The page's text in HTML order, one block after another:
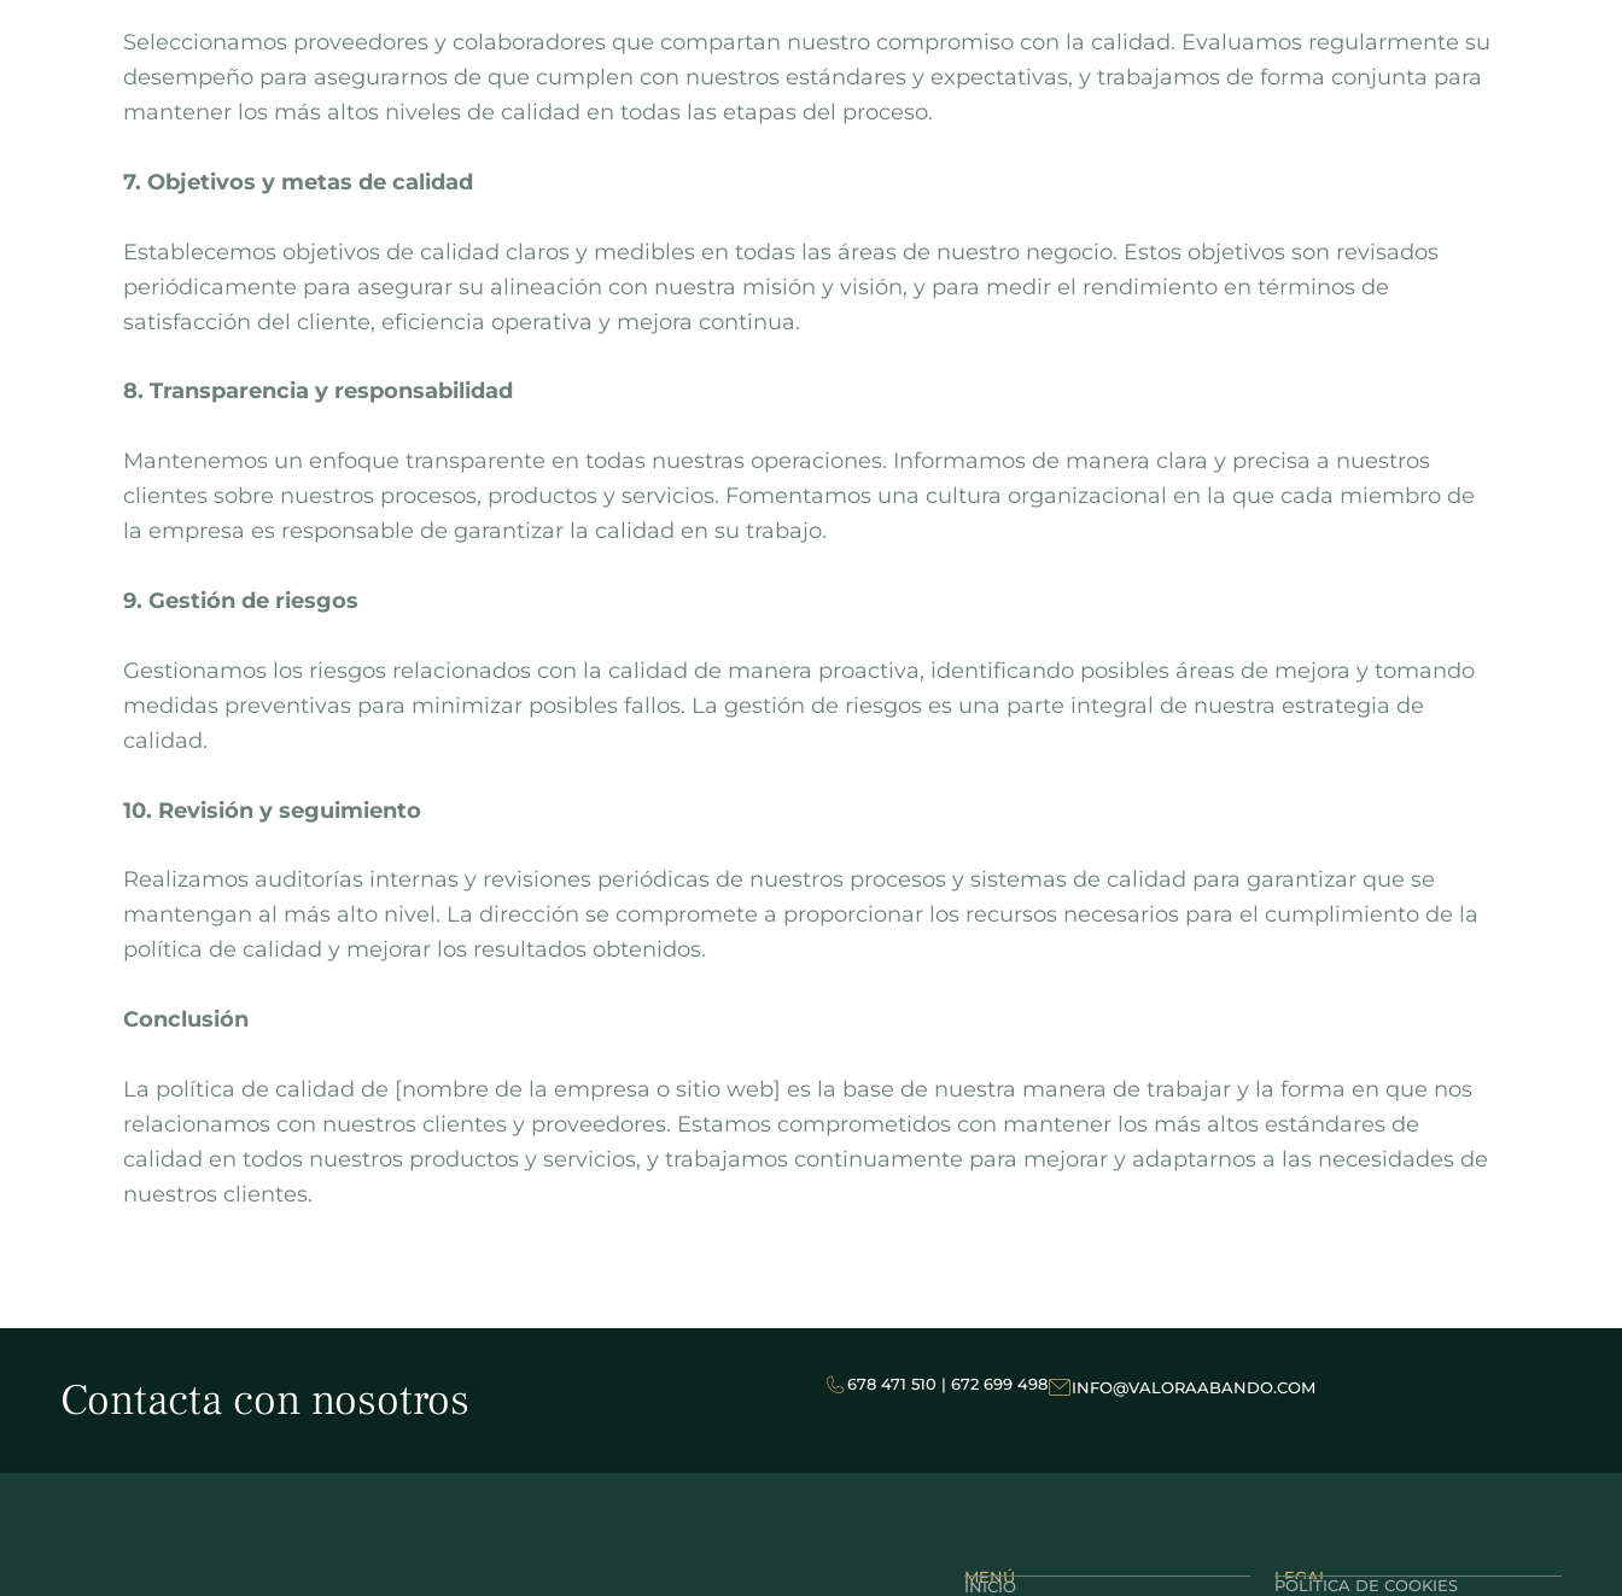
Seleccionamos proveedores y colaboradores que compartan nuestro compromiso con la calidad. Evaluamos regularmente su
desempeño para asegurarnos de que cumplen con nuestros estándares y expectativas, y trabajamos de forma conjunta para
mantener los más altos niveles de calidad en todas las etapas del proceso.
7. Objetivos y metas de calidad
Establecemos objetivos de calidad claros y medibles en todas las áreas de nuestro negocio. Estos objetivos son revisados
periódicamente para asegurar su alineación con nuestra misión y visión, y para medir el rendimiento en términos de
satisfacción del cliente, eficiencia operativa y mejora continua.
8. Transparencia y responsabilidad
Mantenemos un enfoque transparente en todas nuestras operaciones. Informamos de manera clara y precisa a nuestros
clientes sobre nuestros procesos, productos y servicios. Fomentamos una cultura organizacional en la que cada miembro de
la empresa es responsable de garantizar la calidad en su trabajo.
9. Gestión de riesgos
Gestionamos los riesgos relacionados con la calidad de manera proactiva, identificando posibles áreas de mejora y tomando
medidas preventivas para minimizar posibles fallos. La gestión de riesgos es una parte integral de nuestra estrategia de
calidad.
10. Revisión y seguimiento
Realizamos auditorías internas y revisiones periódicas de nuestros procesos y sistemas de calidad para garantizar que se
mantengan al más alto nivel. La dirección se compromete a proporcionar los recursos necesarios para el cumplimiento de la
política de calidad y mejorar los resultados obtenidos.
Conclusión
La política de calidad de [nombre de la empresa o sitio web] es la base de nuestra manera de trabajar y la forma en que nos
relacionamos con nuestros clientes y proveedores. Estamos comprometidos con mantener los más altos estándares de
calidad en todos nuestros productos y servicios, y trabajamos continuamente para mejorar y adaptarnos a las necesidades de
nuestros clientes.
Contacta con nosotros 678 471 510 | 672 699 498 INFO@VALORAABANDO.COM
MENÚ
INICIO
LEGAL
POLÍTICA DE COOKIES